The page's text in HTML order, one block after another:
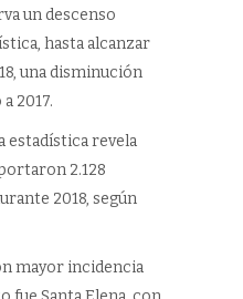
un descenso
hasta alcanzar
una disminución
2017.
estadística revela
2.128
2018, según
mayor incidencia